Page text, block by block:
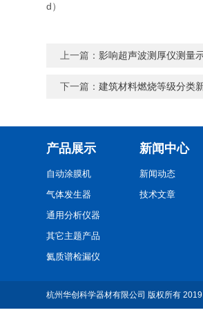
d）
上一篇：影响超声波测厚仪测量
下一篇：建筑材料燃烧等级分类
产品展示
自动涂膜机
气体发生器
通用分析仪器
其它主题产品
氦质谱检漏仪
光谱分析仪器
新闻中心
新闻动态
技术文章
杭州华创科学器材有限公司 版权所有